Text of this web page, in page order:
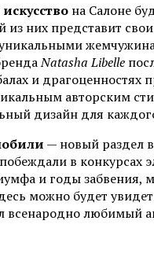
на Салоне
них представит
Natasha Libelle
и драгоценностях
авторским
дизайн для
— новый раздел
в конкурсах
и годы забвения,
можно будет
всенародно любимый